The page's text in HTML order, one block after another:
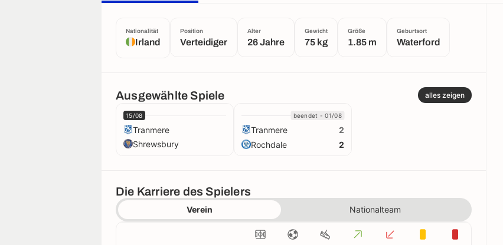
Nationalität
Irland
Position
Verteidiger
Alter
26 Jahre
Gewicht
75 kg
Größe
1.85 m
Geburtsort
Waterford
Ausgewählte Spiele alles zeigen
15/08
Tranmere
Shrewsbury
beendet - 01/08
Tranmere
2
Rochdale
2
Die Karriere des Spielers
Verein Nationalteam